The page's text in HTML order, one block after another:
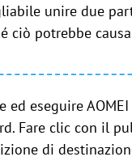
unire due
ciò potrebbe
ed eseguire
Fare clic con il
di